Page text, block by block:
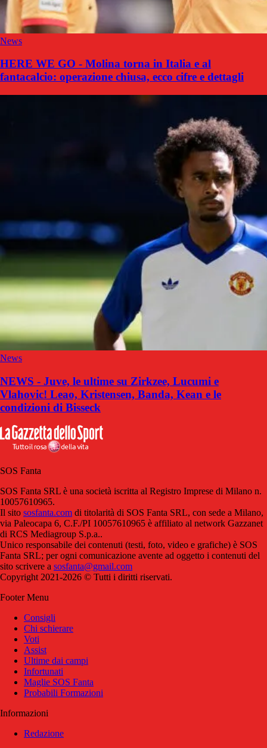
News
HERE WE GO - Molina torna in Italia e al
fantacalcio: operazione chiusa, ecco cifre e dettagli
News
NEWS - Juve, le ultime su Zirkzee, Lucumi e
Vlahovic! Leao, Kristensen, Banda, Kean e le
condizioni di Bisseck
SOS Fanta
SOS Fanta SRL è una società iscritta al Registro Imprese di Milano n.
10057610965.
Il sito sosfanta.com di titolarità di SOS Fanta SRL, con sede a Milano,
via Paleocapa 6, C.F./PI 10057610965 è affiliato al network Gazzanet
di RCS Mediagroup S.p.a..
Unico responsabile dei contenuti (testi, foto, video e grafiche) è SOS
Fanta SRL; per ogni comunicazione avente ad oggetto i contenuti del
sito scrivere a sosfanta@gmail.com
Copyright 2021-2026 © Tutti i diritti riservati.
Footer Menu
Consigli
Chi schierare
Voti
Assist
Ultime dai campi
Infortunati
Maglie SOS Fanta
Probabili Formazioni
Informazioni
Redazione